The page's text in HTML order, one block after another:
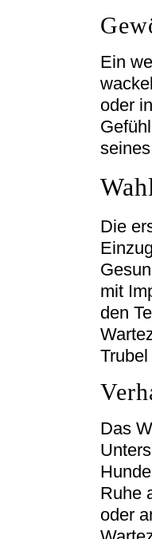
Ein
oder
Die
mit
den
Das
Ruhe
oder